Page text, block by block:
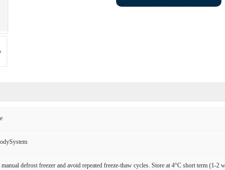
manual defrost freezer and avoid repeated freeze-thaw cycles. Store at 4°C short term (1-2